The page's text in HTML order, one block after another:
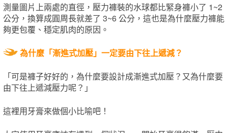
測量圖片上兩處的直徑，壓力褲裝的水球都比緊身褲小了 1~2
公分，換算成圓周長就差了 3~6 公分，這也是為什麼壓力褲能
夠更包覆、穩定肌肉的原因。
為什麼「漸進式加壓」一定要由下往上遞減？
「可是褲子好好的，為什麼要設計成漸進式加壓？又為什麼要
由下往上遞減壓力呢？」
這裡用牙膏來做個小比喻吧！